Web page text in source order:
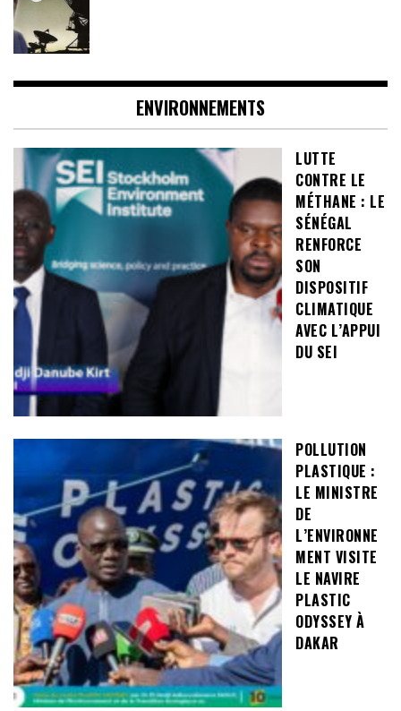
ENVIRONNEMENTS
LUTTE
CONTRE LE
MÉTHANE : LE
SÉNÉGAL
RENFORCE
SON
DISPOSITIF
CLIMATIQUE
AVEC L’APPUI
DU SEI
POLLUTION
PLASTIQUE :
LE MINISTRE
DE
L’ENVIRONNE
MENT VISITE
LE NAVIRE
PLASTIC
ODYSSEY À
DAKAR